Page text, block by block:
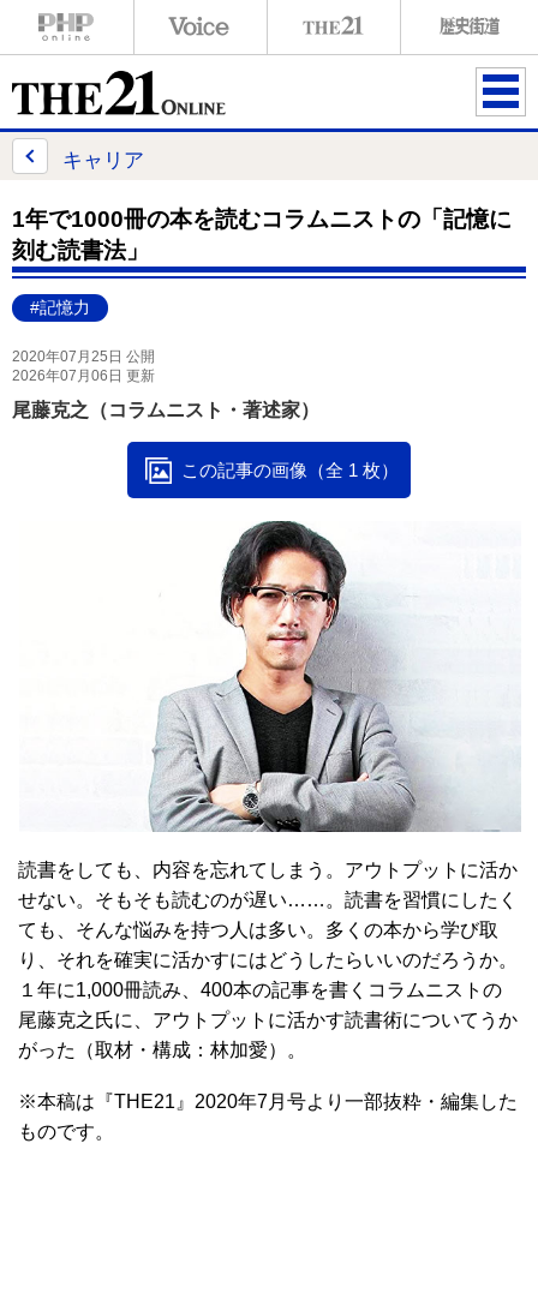
ME
キャリア
1年で1000冊の本を読むコラムニストの「記憶に
刻む読書法」
#記憶力
2020年07月25日 公開
2026年07月06日 更新
尾藤克之（コラムニスト・著述家）
この記事の画像（全 1 枚）
読書をしても、内容を忘れてしまう。アウトプットに活か
せない。そもそも読むのが遅い……。読書を習慣にしたく
ても、そんな悩みを持つ人は多い。多くの本から学び取
り、それを確実に活かすにはどうしたらいいのだろうか。
１年に1,000冊読み、400本の記事を書くコラムニストの
尾藤克之氏に、アウトプットに活かす読書術についてうか
がった（取材・構成：林加愛）。
※本稿は『THE21』2020年7月号より一部抜粋・編集した
ものです。